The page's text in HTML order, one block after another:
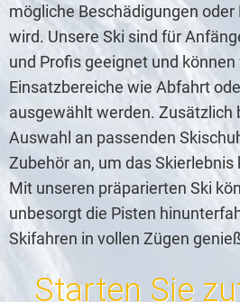
mögliche Beschädigungen
wird. Unsere Ski sind für
und Profis geeignet und
Einsatzbereiche wie Abfahrt
ausgewählt werden. Zusätzlich
Auswahl an passenden
Zubehör an, um das
Mit unseren präparierten Ski
unbesorgt die Pisten
Skifahren in vollen Zügen
Starten Sie